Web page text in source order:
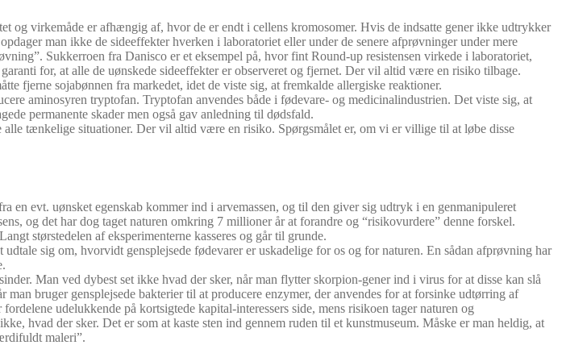
og virkemåde er afhængig af, hvor de er endt i cellens kromosomer. Hvis de indsatte gener ikke udtrykker
man ikke de sideeffekter hverken i laboratoriet eller under de senere afprøvninger under mere
Sukkerroen fra Danisco er et eksempel på, hvor fint Round-up resistensen virkede i laboratoriet,
for, at alle de uønskede sideeffekter er observeret og fjernet. Der vil altid være en risiko tilbage.
fjerne sojabønnen fra markedet, idet de viste sig, at fremkalde allergiske reaktioner.
aminosyren tryptofan. Tryptofan anvendes både i fødevare- og medicinalindustrien. Det viste sig, at
permanente skader men også gav anledning til dødsfald.
tænkelige situationer. Der vil altid være en risiko. Spørgsmålet er, om vi er villige til at løbe disse
en evt. uønsket egenskab kommer ind i arvemassen, og til den giver sig udtryk i en genmanipuleret
og det har dog taget naturen omkring 7 millioner år at forandre og “risikovurdere” denne forskel.
størstedelen af eksperimenterne kasseres og går til grunde.
sig om, hvorvidt gensplejsede fødevarer er uskadelige for os og for naturen. En sådan afprøvning har
Man ved dybest set ikke hvad der sker, når man flytter skorpion-gener ind i virus for at disse kan slå
bruger gensplejsede bakterier til at producere enzymer, der anvendes for at forsinke udtørring af
udelukkende på kortsigtede kapital-interessers side, mens risikoen tager naturen og
hvad der sker. Det er som at kaste sten ind gennem ruden til et kunstmuseum. Måske er man heldig, at
maleri”.